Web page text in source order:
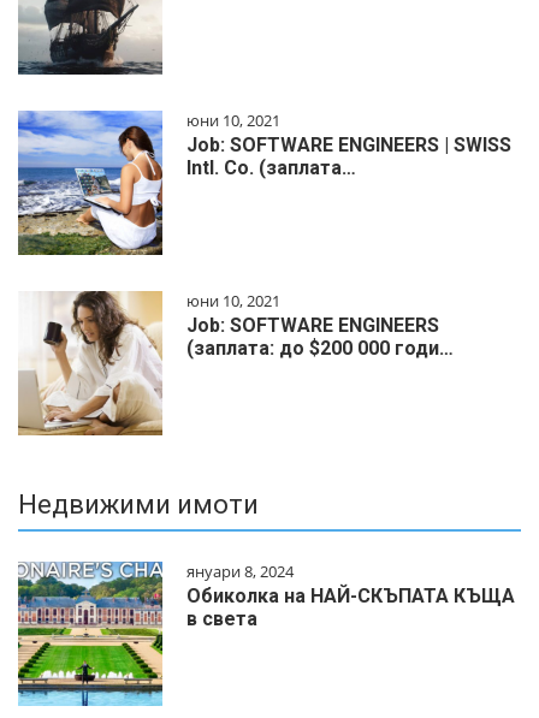
юни 10, 2021
Job: SOFTWARE ENGINEERS | SWISS
Intl. Co. (заплата…
юни 10, 2021
Job: SOFTWARE ENGINEERS
(заплата: до $200 000 годи…
Недвижими имоти
януари 8, 2024
Обиколка на НАЙ-СКЪПАТА КЪЩА
в света